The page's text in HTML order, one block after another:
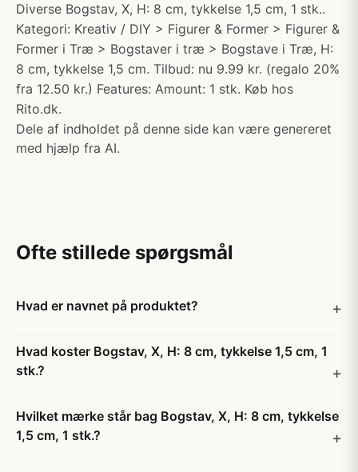
Diverse Bogstav, X, H: 8 cm, tykkelse 1,5 cm, 1 stk..
Kategori: Kreativ / DIY > Figurer & Former > Figurer &
Former i Træ > Bogstaver i træ > Bogstave i Træ, H:
8 cm, tykkelse 1,5 cm. Tilbud: nu 9.99 kr. (regalo 20%
fra 12.50 kr.) Features: Amount: 1 stk. Køb hos
Rito.dk.
Dele af indholdet på denne side kan være genereret
med hjælp fra AI.
Ofte stillede spørgsmål
Hvad er navnet på produktet?
Hvad koster Bogstav, X, H: 8 cm, tykkelse 1,5 cm, 1
stk.?
Hvilket mærke står bag Bogstav, X, H: 8 cm, tykkelse
1,5 cm, 1 stk.?